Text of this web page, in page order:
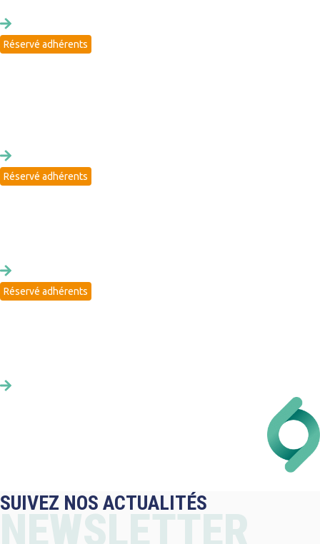
Réservé adhérents
Réservé adhérents
Réservé adhérents
SUIVEZ NOS ACTUALITÉS
NEWSLETTER